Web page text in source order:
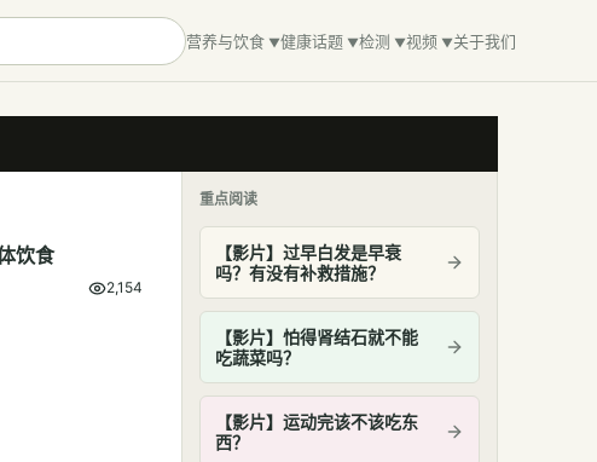
营养与饮食 健康话题 检测 视频 关于我们
饮食
2,154
重点阅读
【影片】过早白发是早衰
吗？有没有补救措施？
【影片】怕得肾结石就不能
吃蔬菜吗？
【影片】运动完该不该吃东
西？